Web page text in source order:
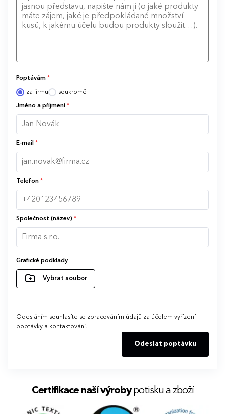
Poptávám *
za firmu soukromě
Jméno a příjmení *
E-mail *
Telefon *
Společnost (název) *
Grafické podklady
Vybrat soubor
Odesláním souhlasíte se zpracováním údajů za účelem vyřízení
poptávky a kontaktování.
Odeslat poptávku
Certifikace naší výrobypotisku a zboží